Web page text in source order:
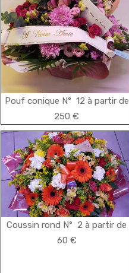
Pouf conique N° 12 à partir de
250 €
Coussin rond N° 2 à partir de
60 €